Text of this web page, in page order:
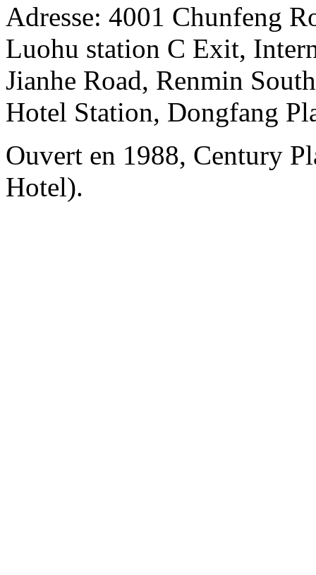
Adresse: 4001 Chunfeng
Luohu station C Exit,
Jianhe Road, Renmin
Hotel Station, Dongfang
Ouvert en 1988, Century
Hotel).